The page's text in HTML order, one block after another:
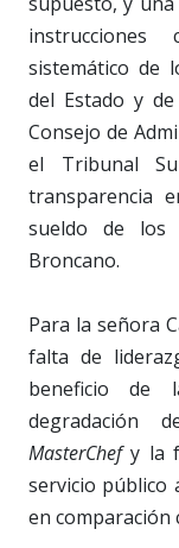
instrucciones
sistemático de
del Estado y
Consejo de
el Tribunal
transparencia
sueldo de los
Broncano.
Para la señora
falta de
beneficio de
degradación
MasterChefy la
servicio público
en comparación